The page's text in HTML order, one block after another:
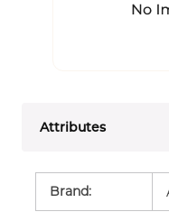
Attributes
Brand: